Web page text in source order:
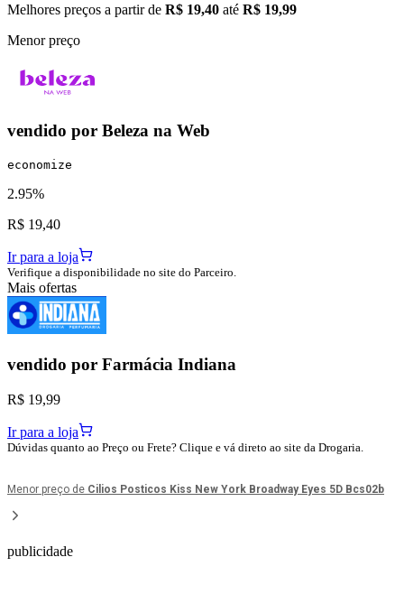
Melhores preços a partir de R$ 19,40 até R$ 19,99
Menor preço
vendido por Beleza na Web
economize
2.95%
R$ 19,40
Ir para a loja
Verifique a disponibilidade no site do Parceiro.
Mais ofertas
vendido por Farmácia Indiana
R$ 19,99
Ir para a loja
Dúvidas quanto ao Preço ou Frete? Clique e vá direto ao site da Drogaria.
Menor preço de Cilios Posticos Kiss New York Broadway Eyes 5D Bcs02b
publicidade